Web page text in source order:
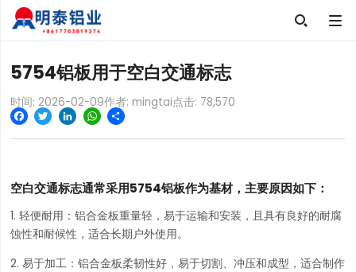

5754铝板用于空白交通标志
时间: 2026-02-09作者: mingtai点击: 78,570
Facebook
TwitterLinkedInWhatsApp
Share
空白交通标志通常采用5754铝板作为基材，主要原因如下：
1. 轻便耐用：铝合金板重量轻，易于运输和安装，且具有良好的耐腐
蚀性和耐候性，适合长期户外使用。
2. 易于加工：铝合金板柔韧性好，易于切割、冲压和成型，适合制作